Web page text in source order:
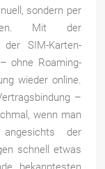
sondern per
Mit der
SIM-Karten-
ohne Roaming-
wieder online.
–
wenn man
der
schnell etwas